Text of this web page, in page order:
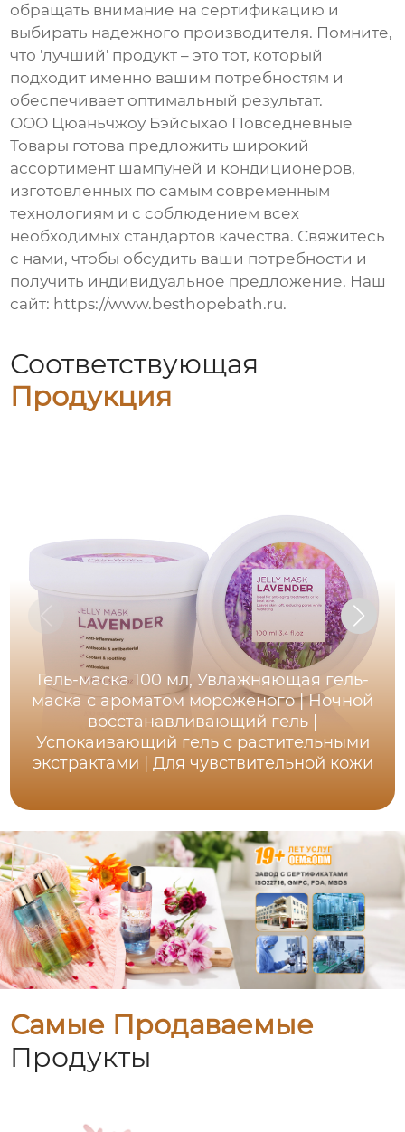
обращать внимание на сертификацию и
выбирать надежного производителя. Помните,
что 'лучший' продукт – это тот, который
подходит именно вашим потребностям и
обеспечивает оптимальный результат.
ООО Цюаньчжоу Бэйсыхао Повседневные
Товары готова предложить широкий
ассортимент шампуней и кондиционеров,
изготовленных по самым современным
технологиям и с соблюдением всех
необходимых стандартов качества. Свяжитесь
с нами, чтобы обсудить ваши потребности и
получить индивидуальное предложение. Наш
сайт: https://www.besthopebath.ru.
Соответствующая
Продукция
Гель-маска 100 мл, Увлажняющая гель-
маска с ароматом мороженого | Ночной
восстанавливающий гель |
Успокаивающий гель с растительными
экстрактами | Для чувствительной кожи
Самые Продаваемые
Продукты